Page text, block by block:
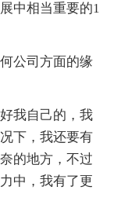
中相当重要的1
公司方面的缘
我自己的，我
下，我还要有
的地方，不过
中，我有了更